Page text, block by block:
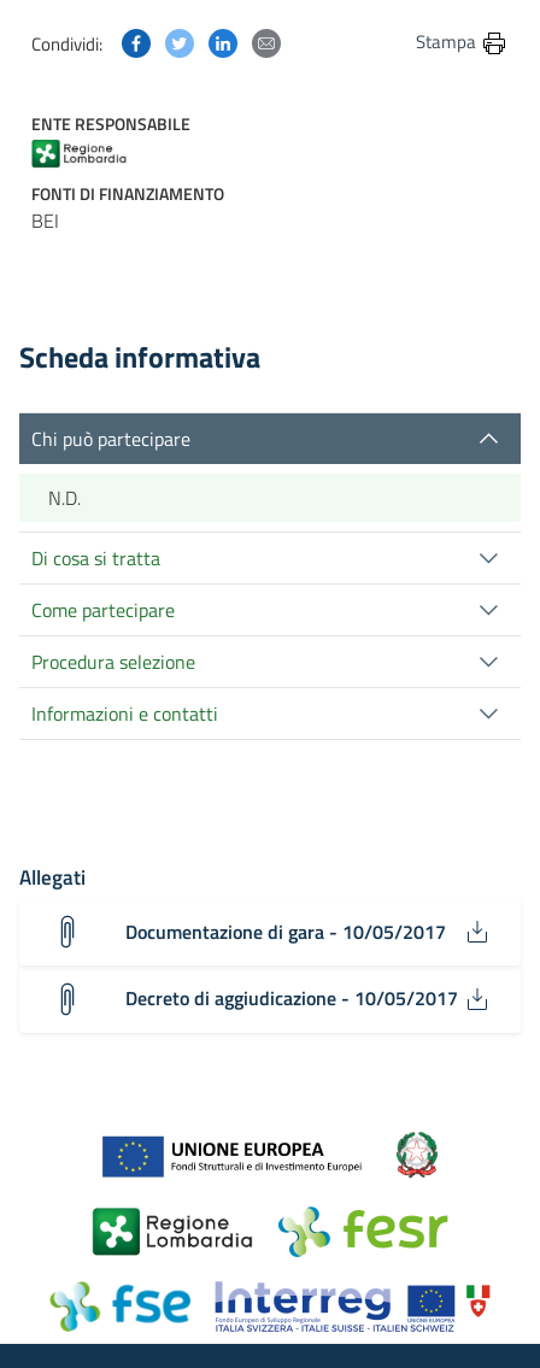
Condividi: Condividi questa pagina su Facebook
Condividi questa pagina su Twitter
Condividi questa pagina su Linkedin
Condividi questa pagina via
Stampa
ENTE RESPONSABILE
FONTI DI FINANZIAMENTO
BEI
Scheda informativa
Chi può partecipare
N.D.
Di cosa si tratta
Come partecipare
Procedura selezione
Informazioni e contatti
Allegati
Documentazione di gara - 10/05/2017
Decreto di aggiudicazione - 10/05/2017